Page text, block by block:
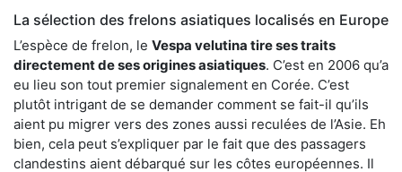
La sélection des frelons asiatiques localisés en Europe
L’espèce de frelon, le Vespa velutina tire ses traits
directement de ses origines asiatiques. C’est en 2006 qu’a
eu lieu son tout premier signalement en Corée. C’est
plutôt intrigant de se demander comment se fait-il qu’ils
aient pu migrer vers des zones aussi reculées de l’Asie. Eh
bien, cela peut s’expliquer par le fait que des passagers
clandestins aient débarqué sur les côtes européennes. Il